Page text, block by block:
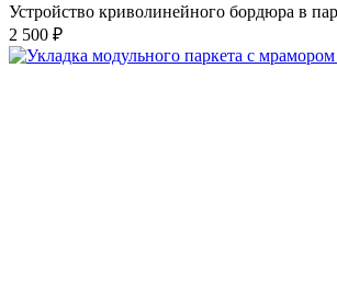
Устройство криволинейного бордюра в
2 500 ₽